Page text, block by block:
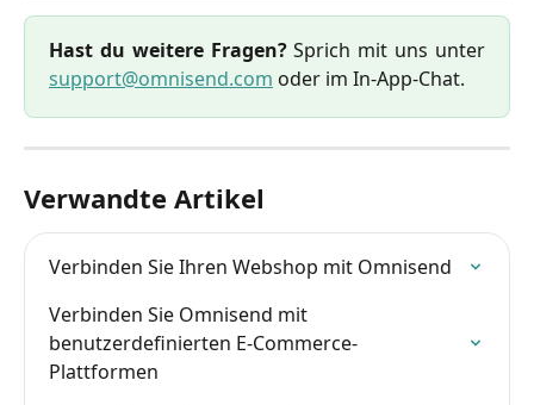
Hast du weitere Fragen?Sprich mit uns unter
support@omnisend.com oder im In-App-Chat.
Verwandte Artikel
Verbinden Sie Ihren Webshop mit Omnisend
Verbinden Sie Omnisend mit
benutzerdefinierten E-Commerce-
Plattformen